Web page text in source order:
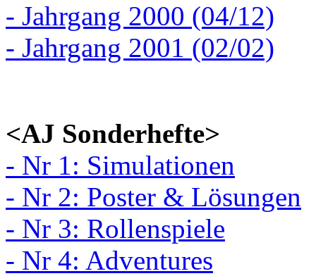
- Jahrgang 2000 (04/12)
- Jahrgang 2001 (02/02)
<AJ Sonderhefte>
- Nr 1: Simulationen
- Nr 2: Poster & Lösungen
- Nr 3: Rollenspiele
- Nr 4: Adventures